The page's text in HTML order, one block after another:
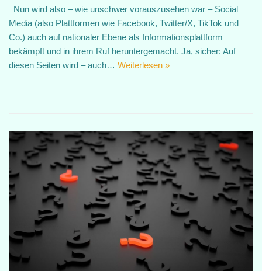
Nun wird also – wie unschwer vorauszusehen war – Social
Media (also Plattformen wie Facebook, Twitter/X, TikTok und
Co.) auch auf nationaler Ebene als Informationsplattform
bekämpft und in ihrem Ruf heruntergemacht. Ja, sicher: Auf
diesen Seiten wird – auch… Weiterlesen »